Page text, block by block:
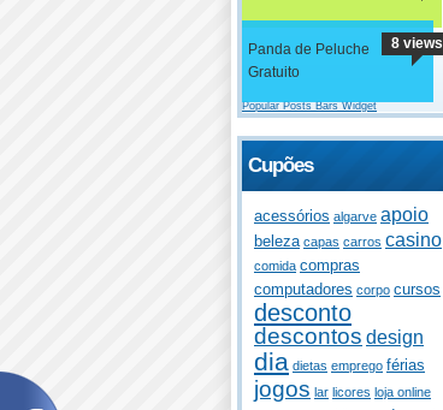
Panda de Peluche
Gratuito
8 views
Popular Posts Bars Widget
Cupões
acessórios algarve apoio
beleza capas carros casino
comida compras
computadores corpo cursos
desconto
descontos design
dia dietas emprego férias
jogos lar licores loja online